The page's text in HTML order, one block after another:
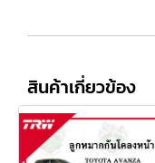
สินค้าเกี่ยวข้อง